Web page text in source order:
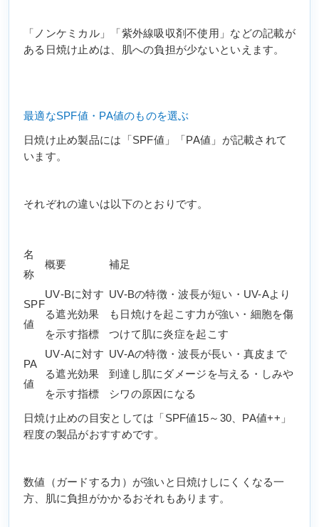
「ノンケミカル」「紫外線吸収剤不使用」などの記載が
ある日焼け止めは、肌への負担が少ないといえます。
最適なSPF値・PA値のものを選ぶ
日焼け止め製品には「SPF値」「PA値」が記載されて
います。
それぞれの違いは以下のとおりです。
名
称
概要 補足
SPF
値
UV‐Bに対す
る遮光効果
を示す指標
UV-Bの特徴・波長が短い・UV-Aより
も日焼けを起こす力が強い・細胞を傷
つけて肌に炎症を起こす
PA
値
UV‐Aに対す
る遮光効果
を示す指標
UV-Aの特徴・波長が長い・真皮まで
到達し肌にダメージを与える・しみや
シワの原因になる
日焼け止めの目安としては「SPF値15～30、PA値++」
程度の製品がおすすめです。
数値（ガードする力）が強いと日焼けしにくくなる一
方、肌に負担がかかるおそれもあります。